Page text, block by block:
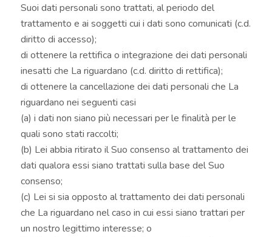
Suoi dati personali sono trattati, al periodo del
trattamento e ai soggetti cui i dati sono comunicati (c.d.
diritto di accesso);
di ottenere la rettifica o integrazione dei dati personali
inesatti che La riguardano (c.d. diritto di rettifica);
di ottenere la cancellazione dei dati personali che La
riguardano nei seguenti casi
(a) i dati non siano più necessari per le finalità per le
quali sono stati raccolti;
(b) Lei abbia ritirato il Suo consenso al trattamento dei
dati qualora essi siano trattati sulla base del Suo
consenso;
(c) Lei si sia opposto al trattamento dei dati personali
che La riguardano nel caso in cui essi siano trattari per
un nostro legittimo interesse; o